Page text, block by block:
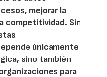
mejorar la
competitividad. Sin
únicamente
sino también
para